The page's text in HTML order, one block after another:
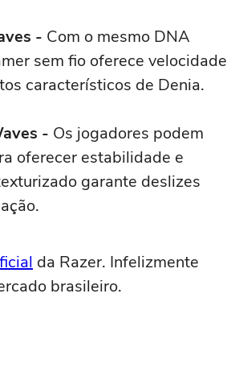
- Com o mesmo DNA
sem fio oferece velocidade
característicos de Denia.
- Os jogadores podem
oferecer estabilidade e
garante deslizes
da Razer. Infelizmente
brasileiro.